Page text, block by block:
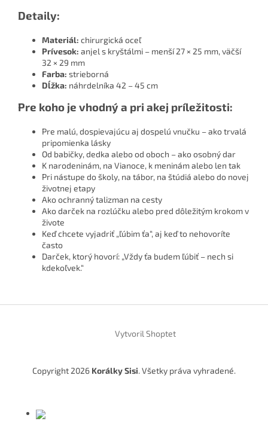
Detaily:
Materiál: chirurgická oceľ
Prívesok: anjel s kryštálmi – menší 27 × 25 mm, väčší
32 × 29 mm
Farba: strieborná
Dĺžka: náhrdelníka 42 – 45 cm
Pre koho je vhodný a pri akej príležitosti:
Pre malú, dospievajúcu aj dospelú vnučku – ako trvalá
pripomienka lásky
Od babičky, dedka alebo od oboch – ako osobný dar
K narodeninám, na Vianoce, k meninám alebo len tak
Pri nástupe do školy, na tábor, na štúdiá alebo do novej
životnej etapy
Ako ochranný talizman na cesty
Ako darček na rozlúčku alebo pred dôležitým krokom v
živote
Keď chcete vyjadriť „ľúbim ťa“, aj keď to nehovoríte
často
Darček, ktorý hovorí: „Vždy ťa budem ľúbiť – nech si
kdekoľvek.“
Vytvoril Shoptet
Copyright 2026 Korálky Sisi. Všetky práva vyhradené.